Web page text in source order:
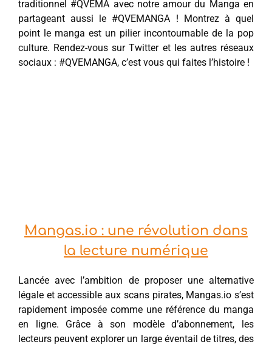
traditionnel #QVEMA avec notre amour du Manga en
partageant aussi le #QVEMANGA ! Montrez à quel
point le manga est un pilier incontournable de la pop
culture. Rendez-vous sur Twitter et les autres réseaux
sociaux : #QVEMANGA, c’est vous qui faites l’histoire !
Mangas.io : une révolution dans
la lecture numérique
Lancée avec l’ambition de proposer une alternative
légale et accessible aux scans pirates, Mangas.io s’est
rapidement imposée comme une référence du manga
en ligne. Grâce à son modèle d’abonnement, les
lecteurs peuvent explorer un large éventail de titres, des